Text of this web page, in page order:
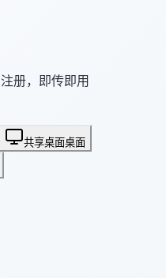
册，即传即用
共享桌面桌面